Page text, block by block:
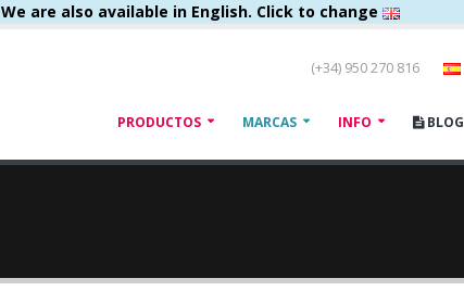
We are also available in English. Click to change
(+34) 950 270 816
PRODUCTOS MARCAS INFO BLOG